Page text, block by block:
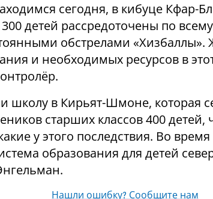
сегодня, в кибуце Кфар-
детей рассредоточены по
обстрелами «Хизбаллы».
и необходимых ресурсов в
школу в Кирьят-Шмоне, которая
старших классов 400 детей,
у этого последствия. Во
образования для детей
Нашли ошибку? Сообщите нам